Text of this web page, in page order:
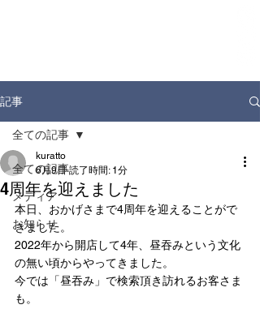
記事
全ての記事
メディア
お知らせ
全ての記事
4周年を迎えました
kuratto
6月9日 読了時間: 1分
本日、おかげさまで4周年を迎えることがで
きました。
2022年から開店して4年、昼吞みという文化
の無い頃からやってきました。
今では「昼吞み」で検索頂き訪れるお客さま
も。